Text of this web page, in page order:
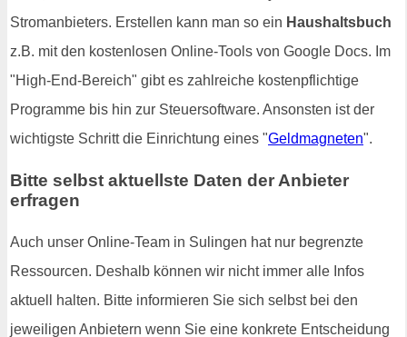
Stromanbieters. Erstellen kann man so ein Haushaltsbuch
z.B. mit den kostenlosen Online-Tools von Google Docs. Im
"High-End-Bereich" gibt es zahlreiche kostenpflichtige
Programme bis hin zur Steuersoftware. Ansonsten ist der
wichtigste Schritt die Einrichtung eines "Geldmagneten".
Bitte selbst aktuellste Daten der Anbieter
erfragen
Auch unser Online-Team in Sulingen hat nur begrenzte
Ressourcen. Deshalb können wir nicht immer alle Infos
aktuell halten. Bitte informieren Sie sich selbst bei den
jeweiligen Anbietern wenn Sie eine konkrete Entscheidung